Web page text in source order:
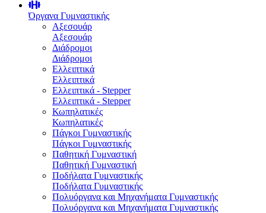
Όργανα Γυμναστικής
Αξεσουάρ
Αξεσουάρ
Διάδρομοι
Διάδρομοι
Ελλειπτικά
Ελλειπτικά
Ελλειπτικά - Stepper
Ελλειπτικά - Stepper
Κωπηλατικές
Κωπηλατικές
Πάγκοι Γυμναστικής
Πάγκοι Γυμναστικής
Παθητική Γυμναστική
Παθητική Γυμναστική
Ποδήλατα Γυμναστικής
Ποδήλατα Γυμναστικής
Πολυόργανα και Μηχανήματα Γυμναστικής
Πολυόργανα και Μηχανήματα Γυμναστικής